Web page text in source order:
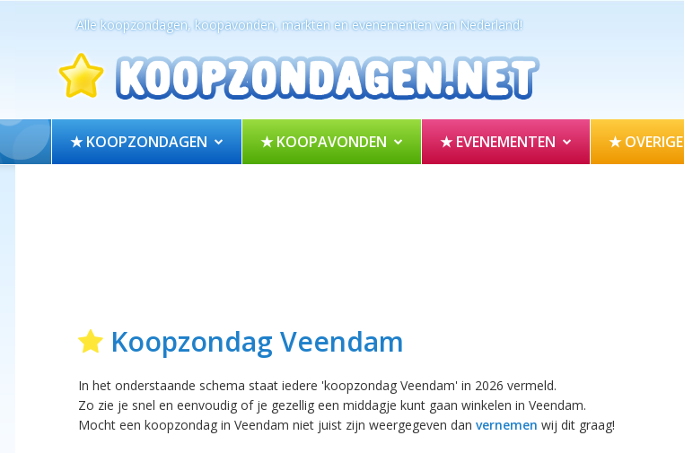
Alle koopzondagen, koopavonden, markten en evenementen van Nederland!
★ KOOPZONDAGEN ★ KOOPAVONDEN ★ EVENEMENTEN ★
Koopzondag Veendam
In het onderstaande schema staat iedere 'koopzondag Veendam' in 2026 vermeld.
Zo zie je snel en eenvoudig of je gezellig een middagje kunt gaan winkelen in Veendam.
Mocht een koopzondag in Veendam niet juist zijn weergegeven dan vernemen wij dit graag!